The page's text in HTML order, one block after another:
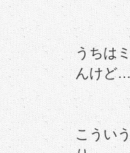
うちは
んけど
こうい